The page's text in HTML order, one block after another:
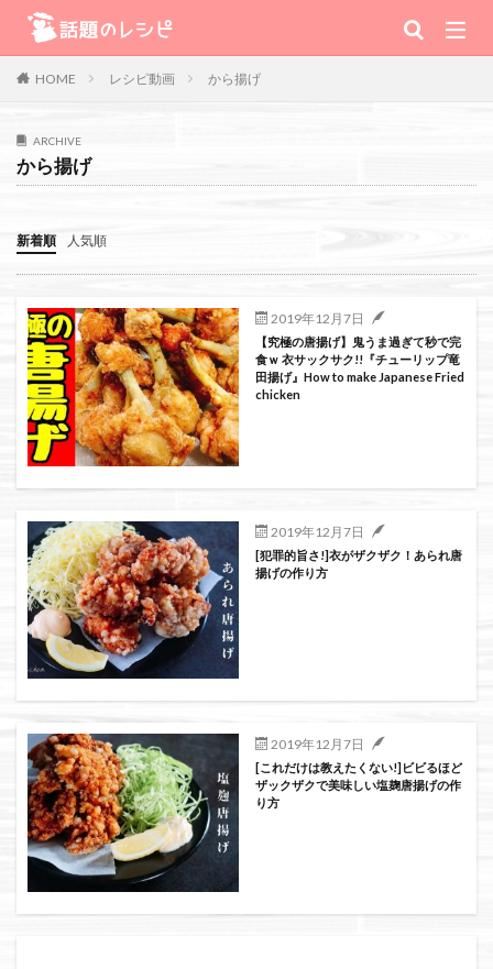
HOME レシピ動画 から揚げ
ARCHIVE
から揚げ
新着順 人気順
2019年12月7日
【究極の唐揚げ】鬼うま過ぎて秒で完
食ｗ 衣サックサク!!『チューリップ竜
田揚げ』How to make Japanese Fried
chicken
2019年12月7日
[犯罪的旨さ!]衣がザクザク！あられ唐
揚げの作り方
2019年12月7日
[これだけは教えたくない!]ビビるほど
ザックザクで美味しい塩麹唐揚げの作
り方
キーワード
肉
TV番組
throw an Error in a future version of PHP) in
/home/xs111inc/wadai.info/public_html/wp-content/themes/the-
thor-child/searchform-refine.php on line 41
絞り込み検索